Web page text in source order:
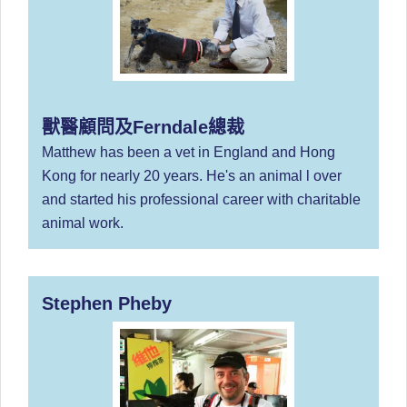
獸醫顧問及Ferndale總裁
Matthew has been a vet in England and Hong
Kong for nearly 20 years. He's an animal l over
and started his professional career with charitable
animal work.
Stephen Pheby